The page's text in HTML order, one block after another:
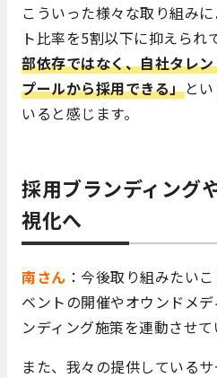
こういった様々な取り組み
ト比率を5割以下に抑えられ
部依存ではなく、自社タレ
プールから採用できる」と
いると感じます。
採用ブランディング
視化へ
南さん ：今後取り組みたい
ベントの開催やオウンドメ
ンディング施策を連動させて
また、我々の提供している